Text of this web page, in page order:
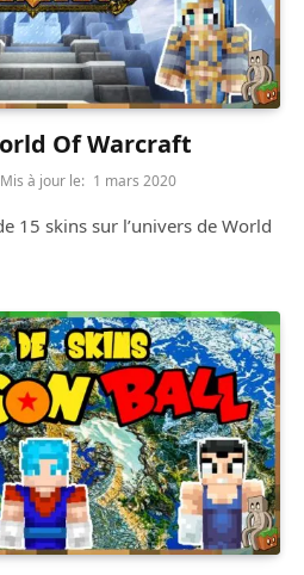
Of Warcraft
Mis à jour le: 1 mars 2020
15 skins sur l’univers de World